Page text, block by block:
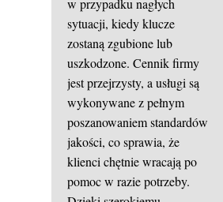
w przypadku nagłych
sytuacji, kiedy klucze
zostaną zgubione lub
uszkodzone. Cennik firmy
jest przejrzysty, a usługi są
wykonywane z pełnym
poszanowaniem standardów
jakości, co sprawia, że
klienci chętnie wracają po
pomoc w razie potrzeby.